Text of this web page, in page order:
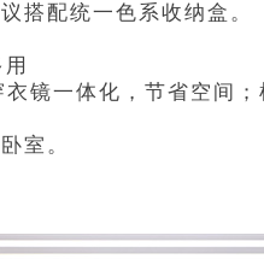
搭配统一色系收纳盒。
镜一体化，节省空间
室。